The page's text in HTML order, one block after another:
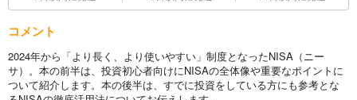
コメント
2024年から「より長く、より使いやすい」制度となったNISA（ニー
サ）。本の前半は、投資初心者向けにNISAの全体像や重要なポイントに
ついて紹介します。本の後半は、すでに投資をしている方にも参考とな